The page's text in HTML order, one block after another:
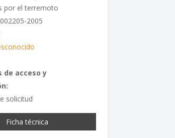
por el terremoto
2005
de acceso y
solicitud
Ficha técnica